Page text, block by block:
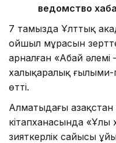
ведомство
7 тамызда Ұлттық
ойшыл мұрасын
арналған «Абай әлемі
халықаралық
өтті.
Алматыдағы
кітапханасында
зияткерлік сайысы